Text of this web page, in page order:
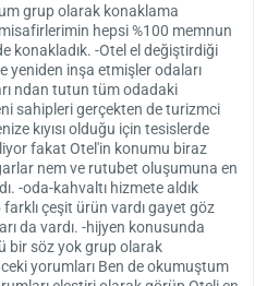
grup olarak konaklama
hepsi %100 memnun
konakladık. -Otel el değiştirdiği
yeniden inşa etmişler odaları
ndan tutun tüm odadaki
sahipleri gerçekten de turizmci
kıyısı olduğu için tesislerde
fakat Otel'in konumu biraz
nem ve rutubet oluşumuna en
-oda-kahvaltı hizmete aldık
çeşit ürün vardı gayet göz
da vardı. -hijyen konusunda
bir söz yok grup olarak
yorumları Ben de okumuştum